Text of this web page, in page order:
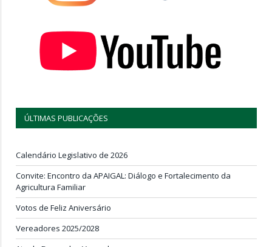
ÚLTIMAS PUBLICAÇÕES
Calendário Legislativo de 2026
Convite: Encontro da APAIGAL: Diálogo e Fortalecimento da
Agricultura Familiar
Votos de Feliz Aniversário
Vereadores 2025/2028